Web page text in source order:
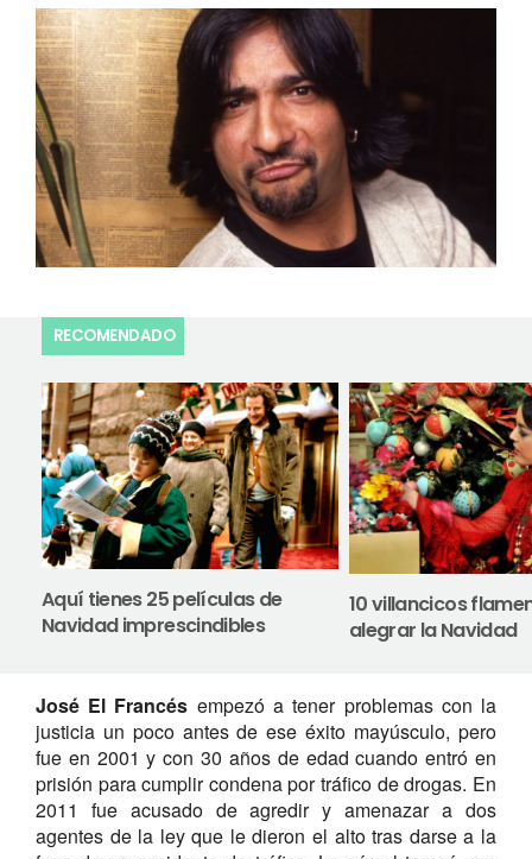
RECOMENDADO
Aquí tienes 25 películas de
Navidad imprescindibles
10 villancicos
alegrar la Navidad
José El Francés empezó a tener problemas con la
justicia un poco antes de ese éxito mayúsculo, pero
fue en 2001 y con 30 años de edad cuando entró en
prisión para cumplir condena por tráfico de drogas. En
2011 fue acusado de agredir y amenazar a dos
agentes de la ley que le dieron el alto tras darse a la